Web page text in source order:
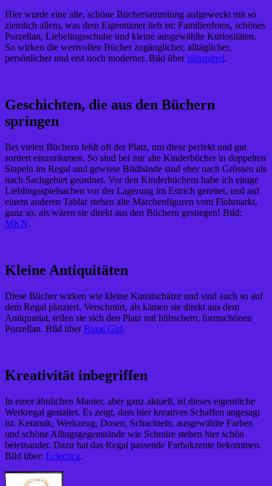
Hier wurde eine alte, schöne Büchersammlung aufgeweckt mit so
ziemlich allem, was dem Eigentümer lieb ist: Familienfotos, schönes
Porzellan, Liebelingsschuhe und kleine ausgewählte Kuriositäten.
So wirken die wertvollen Bücher zugänglicher, alltäglicher,
persönlicher und erst noch moderner. Bild überiiiinspired.
Geschichten, die aus den Büchern
springen
Bei vielen Büchern fehlt oft der Platz, um diese perfekt und gut
sortiert einzuräumen. So sind bei mir alte Kinderbücher in doppelten
Stapeln im Regal und gewisse Bildbände sind eher nach Grössen als
nach Sachgebiet geordnet. Vor den Kinderbüchern habe ich einige
Lieblingsspielsachen vor der Lagerung im Estrich gerettet, und auf
einem anderen Tablar stehen alte Märchenfiguren vom Flohmarkt,
ganz so, als wären sie direkt aus den Büchern gestiegen! Bild:
MKN.
Kleine Antiquitäten
Diese Bücher wirken wie kleine Kunstschätze und sind auch so auf
dem Regal platziert. Verschnürt, als kämen sie direkt aus dem
Antiquariat, teilen sie sich den Platz mit hübschem, formschönen
Porzellan. Bild über Rural Girl.
Kreativität inbegriffen
In einer ähnlichen Manier, aber ganz aktuell, ist dieses eigentliche
Werkregal gestaltet. Es zeigt, dass hier kreatives Schaffen angesagt
ist. Keramik, Werkzeug, Dosen, Schachteln, ausgewählte Farben
und schöne Alltagsgegenstände wie Schnüre stehen hier schön
beieinander. Dazu hat das Regal passende Farbakzente bekommen.
Bild über: Eclectica.